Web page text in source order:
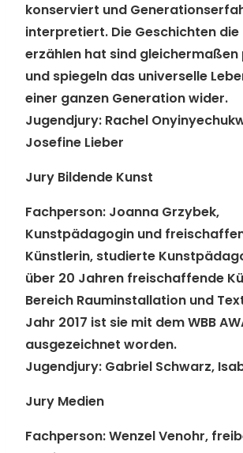
konserviert und
interpretiert. Die Geschichten die
erzählen hat sind gleichermaßen
und spiegeln das universelle
einer ganzen Generation wider.
Jugendjury: Rachel
Josefine Lieber
Jury Bildende Kunst
Fachperson: Joanna Grzybek,
Kunstpädagogin und
Künstlerin, studierte
über 20 Jahren freischaffende
Bereich Rauminstallation und
Jahr 2017 ist sie mit dem WBB
ausgezeichnet worden.
Jugendjury: Gabriel Schwarz,
Jury Medien
Fachperson:Wenzel Venohr,